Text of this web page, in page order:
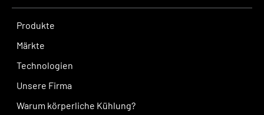
Produkte
Märkte
Technologien
Unsere Firma
Warum körperliche Kühlung?